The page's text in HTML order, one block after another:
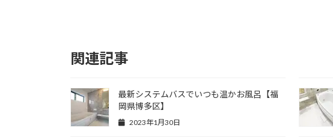
関連記事
最新システムバスでいつも温かお風呂【福
岡県博多区】
2023年1月30日